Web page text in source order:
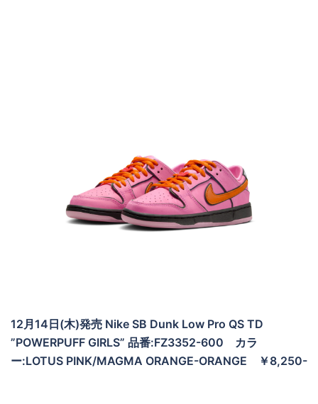
12月14日(木)発売 Nike SB Dunk Low Pro QS TD
”POWERPUFF GIRLS” 品番:FZ3352-600 カラ
ー:LOTUS PINK/MAGMA ORANGE-ORANGE ￥8,250-